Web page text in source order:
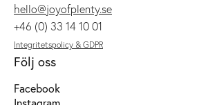
hello@joyofplenty.se
+46 (0) 33 14 10 01
Integritetspolicy & GDPR
Följ oss
Facebook